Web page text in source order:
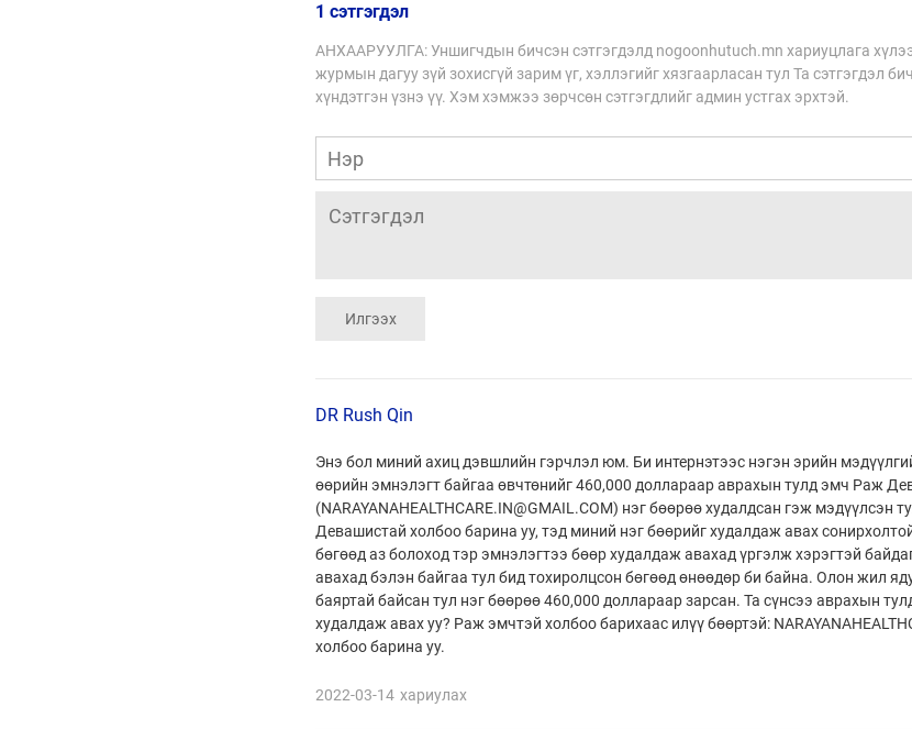
1 сэтгэгдэл
АНХААРУУЛГА: Уншигчдын бичсэн сэтгэгдэлд nogoonhutuch.mn хариуцлага
журмын дагуу зүй зохисгүй зарим үг, хэллэгийг хязгаарласан тул Та сэтгэгдэл
хүндэтгэн үзнэ үү. Хэм хэмжээ зөрчсөн сэтгэгдлийг админ устгах эрхтэй.
DR Rush Qin
Энэ бол миний ахиц дэвшлийн гэрчлэл юм. Би интернэтээс нэгэн эрийн
өөрийн эмнэлэгт байгаа өвчтөнийг 460,000 доллараар аврахын тулд эмч Раж
(NARAYANAHEALTHCARE.IN@GMAIL.COM) нэг бөөрөө худалдсан гэж мэдүүлсэн
Девашистай холбоо барина уу, тэд миний нэг бөөрийг худалдаж авах
бөгөөд аз болоход тэр эмнэлэгтээ бөөр худалдаж авахад үргэлж хэрэгтэй
авахад бэлэн байгаа тул бид тохиролцсон бөгөөд өнөөдөр би байна. Олон жил
баяртай байсан тул нэг бөөрөө 460,000 доллараар зарсан. Та сүнсээ аврахын
худалдаж авах уу? Раж эмчтэй холбоо барихаас илүү бөөртэй:
холбоо барина уу.
2022-03-14 хариулах